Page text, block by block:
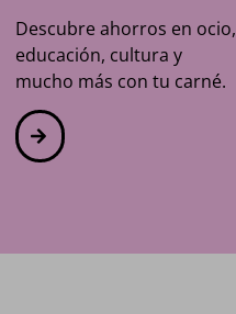
Descubre ahorros en ocio,
educación, cultura y
mucho más con tu carné.